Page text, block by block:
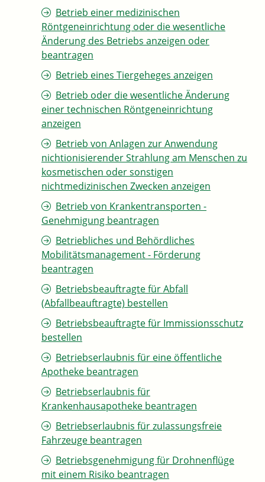
Betrieb einer medizinischen
Röntgeneinrichtung oder die wesentliche
Änderung des Betriebs anzeigen oder
beantragen
Betrieb eines Tiergeheges anzeigen
Betrieb oder die wesentliche Änderung
einer technischen Röntgeneinrichtung
anzeigen
Betrieb von Anlagen zur Anwendung
nichtionisierender Strahlung am Menschen zu
kosmetischen oder sonstigen
nichtmedizinischen Zwecken anzeigen
Betrieb von Krankentransporten -
Genehmigung beantragen
Betriebliches und Behördliches
Mobilitätsmanagement - Förderung
beantragen
Betriebsbeauftragte für Abfall
(Abfallbeauftragte) bestellen
Betriebsbeauftragte für Immissionsschutz
bestellen
Betriebserlaubnis für eine öffentliche
Apotheke beantragen
Betriebserlaubnis für
Krankenhausapotheke beantragen
Betriebserlaubnis für zulassungsfreie
Fahrzeuge beantragen
Betriebsgenehmigung für Drohnenflüge
mit einem Risiko beantragen